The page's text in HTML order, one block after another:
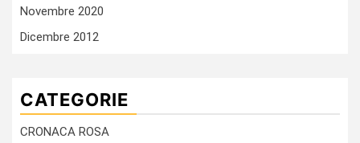
Novembre 2020
Dicembre 2012
CATEGORIE
CRONACA ROSA